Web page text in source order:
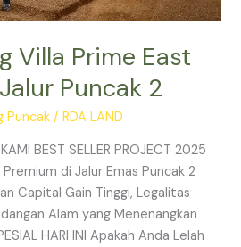
Villa Prime East
Puncak 2
Puncak /RDA LAND
BEST SELLER PROJECT 2025
Premium di Jalur Emas Puncak 2
Capital Gain Tinggi, Legalitas
Alam yang Menenangkan
HARI INI Apakah Anda Lelah